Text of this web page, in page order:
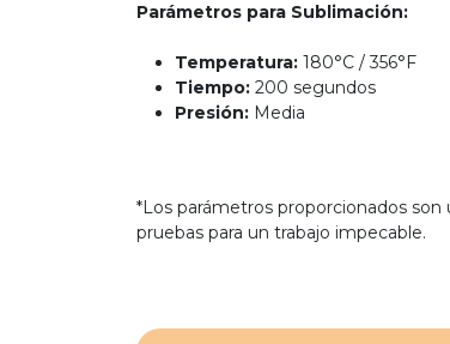
Parámetros para Sublimación:
Temperatura: 180°C / 356°F
Tiempo: 200 segundos
Presión: Media
*Los parámetros proporcionados
pruebas para un trabajo impecable.